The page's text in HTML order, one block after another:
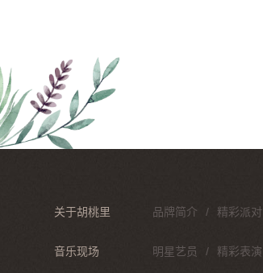
关于胡桃里 品牌简介 精彩派对
音乐现场 明星艺员 精彩表演